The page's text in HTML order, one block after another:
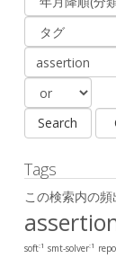
Tags
この検索内の頻
soft:1 smt-solver:1